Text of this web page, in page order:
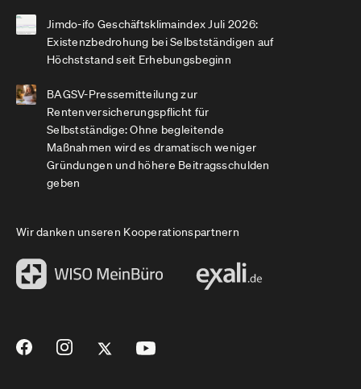
Jimdo-ifo Geschäftsklimaindex Juli 2026:
Existenzbedrohung bei Selbstständigen auf
Höchststand seit Erhebungsbeginn
BAGSV-Pressemitteilung zur
Rentenversicherungspflicht für
Selbstständige: Ohne begleitende
Maßnahmen wird es dramatisch weniger
Gründungen und höhere Beitragsschulden
geben
Wir danken unseren Kooperationspartnern